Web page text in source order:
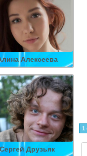
Алексеева
Сергей Друзьяк
1